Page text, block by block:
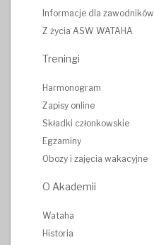
Informacje dla zawodników
Z życia ASW WATAHA
Treningi
Harmonogram
Zapisy online
Składki członkowskie
Egzaminy
Obozy i zajęcia wakacyjne
O Akademii
Wataha
Historia